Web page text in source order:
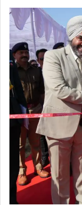
e
m
a
i
l